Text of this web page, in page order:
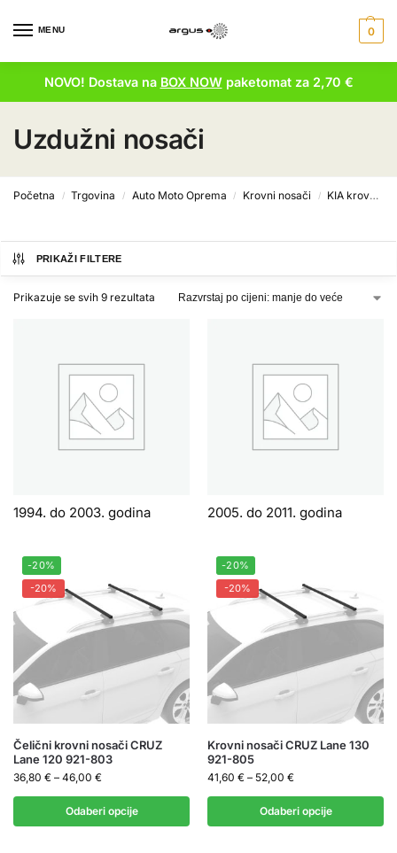
MENU 0
NOVO! Dostava na BOX NOWpaketomat za 2,70 €
Uzdužni nosači
Početna / Trgovina / Auto Moto Oprema / Krovni nosači / KIA krovni nosači
PRIKAŽI FILTERE
Prikazuje se svih 9 rezultata
1994. do 2003. godina 2005. do 2011. godina
-20%
-20%
Čelični krovni nosači CRUZ
Lane 120 921-803
36,80 € – 46,00 €
Odaberi opcije
-20%
-20%
Krovni nosači CRUZ Lane 130
921-805
41,60 € – 52,00 €
Odaberi opcije